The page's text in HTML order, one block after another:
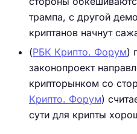
трaмпа, с другой
криптaнов начнут
(РБК Крипто. Форум)
законопроект
крипторынком со
Крипто. Форум)
сути для крипты